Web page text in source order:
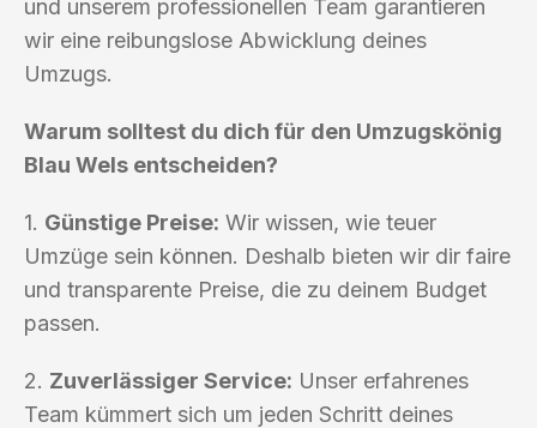
und unserem professionellen Team garantieren
wir eine reibungslose Abwicklung deines
Umzugs.
Warum solltest du dich für den Umzugskönig
Blau Wels entscheiden?
1. Günstige Preise: Wir wissen, wie teuer
Umzüge sein können. Deshalb bieten wir dir faire
und transparente Preise, die zu deinem Budget
passen.
2. Zuverlässiger Service: Unser erfahrenes
Team kümmert sich um jeden Schritt deines